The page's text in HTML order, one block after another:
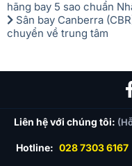
hãng bay 5 sao chuẩn
Sân bay Canberra
chuyển về trung tâm
Liên hệ với chúng tôi:
Hotline: 028 7303 6167